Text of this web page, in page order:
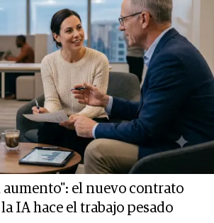
aumento": el nuevo contrato
IA hace el trabajo pesado